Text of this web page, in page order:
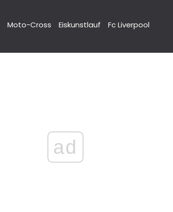
Moto-Cross Eiskunstlauf Fc Liverpool
ad